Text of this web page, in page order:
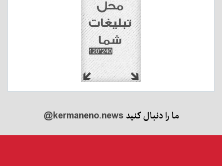
ما را دنبال کنید@kermaneno.news